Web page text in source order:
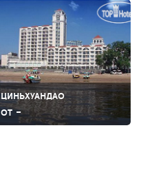
ЦИНЬХУАНДАО
ОТ -